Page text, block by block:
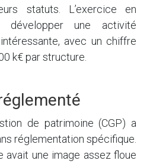
statuts. L’exercice en
développer une activité
avec un chiffre
k€ par structure.
de patrimoine (CGP) a
réglementation spécifique.
avait une image assez floue